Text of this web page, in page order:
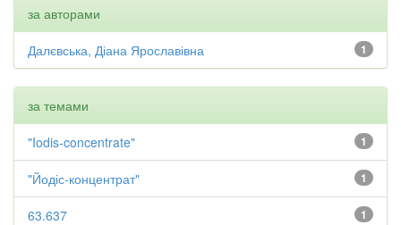
за авторами
1
Далєвська, Діана Ярославівна
за темами
1
"Iodis-concentrate"
1
"Йодіс-концентрат"
1
63.637